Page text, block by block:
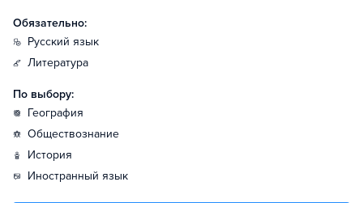
Обязательно:
русский язык
литература
По выбору:
география
обществознание
история
иностранный язык